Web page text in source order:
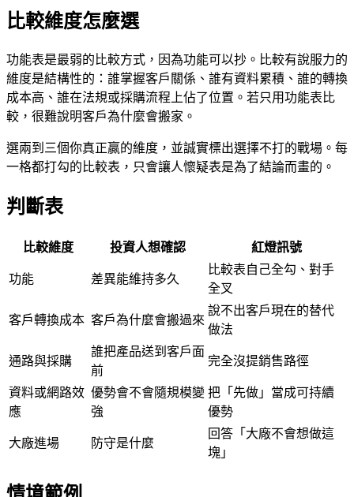
比較維度怎麼選
功能表是最弱的比較方式，因為功能可以抄。比較有說服力的
維度是結構性的：誰掌握客戶關係、誰有資料累積、誰的轉換
成本高、誰在法規或採購流程上佔了位置。若只用功能表比
較，很難說明客戶為什麼會搬家。
選兩到三個你真正贏的維度，並誠實標出選擇不打的戰場。每
一格都打勾的比較表，只會讓人懷疑表是為了結論而畫的。
判斷表
比較維度 投資人想確認 紅燈訊號
功能 差異能維持多久
比較表自己全勾、對手
全叉
客戶轉換成本 客戶為什麼會搬過來
說不出客戶現在的替代
做法
通路與採購
誰把產品送到客戶面
前
完全沒提銷售路徑
資料或網路效
應
優勢會不會隨規模變
強
把「先做」當成可持續
優勢
大廠進場 防守是什麼
回答「大廠不會想做這
塊」